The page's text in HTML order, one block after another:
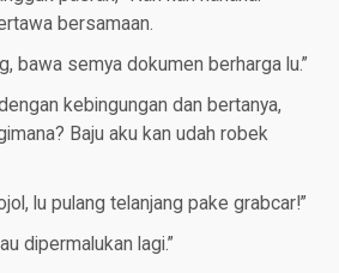
bersamaan.
bawa semya dokumen berharga lu.”
kebingungan dan bertanya,
Baju aku kan udah robek
lu pulang telanjang pake grabcar!”
dipermalukan lagi.”